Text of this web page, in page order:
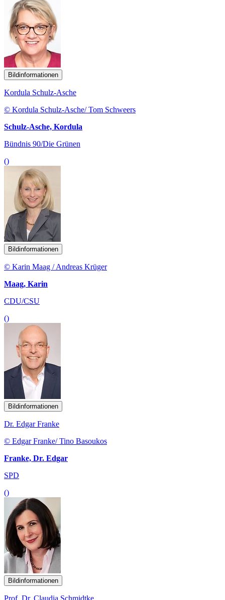
Bildinformationen
Kordula Schulz-Asche
© Kordula Schulz-Asche/ Tom Schweers
Schulz-Asche, Kordula
Bündnis 90/Die Grünen
()
Bildinformationen
© Karin Maag / Andreas Krüger
Maag, Karin
CDU/CSU
()
Bildinformationen
Dr. Edgar Franke
© Edgar Franke/ Tino Basoukos
Franke, Dr. Edgar
SPD
()
Bildinformationen